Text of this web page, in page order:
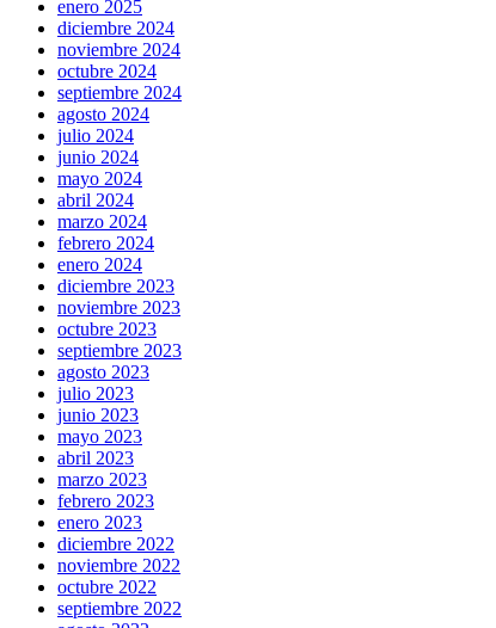
enero 2025
diciembre 2024
noviembre 2024
octubre 2024
septiembre 2024
agosto 2024
julio 2024
junio 2024
mayo 2024
abril 2024
marzo 2024
febrero 2024
enero 2024
diciembre 2023
noviembre 2023
octubre 2023
septiembre 2023
agosto 2023
julio 2023
junio 2023
mayo 2023
abril 2023
marzo 2023
febrero 2023
enero 2023
diciembre 2022
noviembre 2022
octubre 2022
septiembre 2022